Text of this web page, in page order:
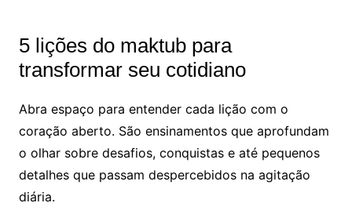
5 lições do maktub para
transformar seu cotidiano
Abra espaço para entender cada lição com o
coração aberto. São ensinamentos que aprofundam
o olhar sobre desafios, conquistas e até pequenos
detalhes que passam despercebidos na agitação
diária.